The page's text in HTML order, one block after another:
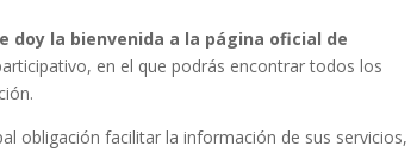
doy la bienvenida a la página oficial de
en el que podrás encontrar todos los
obligación facilitar la información de sus servicios,